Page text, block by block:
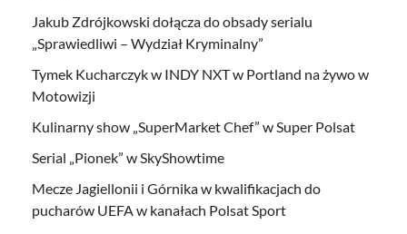
Jakub Zdrójkowski dołącza do obsady serialu
„Sprawiedliwi – Wydział Kryminalny”
Tymek Kucharczyk w INDY NXT w Portland na żywo w
Motowizji
Kulinarny show „SuperMarket Chef” w Super Polsat
Serial „Pionek” w SkyShowtime
Mecze Jagiellonii i Górnika w kwalifikacjach do
pucharów UEFA w kanałach Polsat Sport